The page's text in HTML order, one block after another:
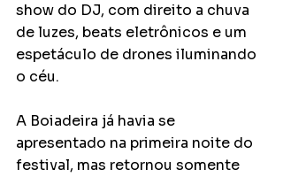
show do DJ, com direito a chuva
de luzes, beats eletrônicos e um
espetáculo de drones iluminando
o céu.
A Boiadeira já havia se
apresentado na primeira noite do
festival, mas retornou somente